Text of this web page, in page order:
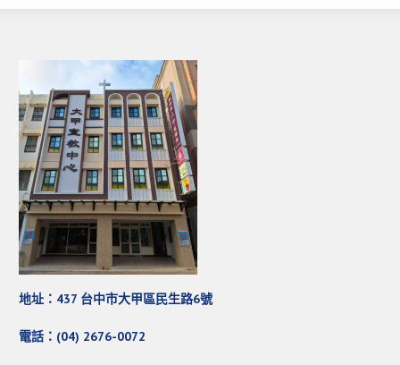
地址：437 台中市大甲區民生路6號
電話：(04) 2676-0072